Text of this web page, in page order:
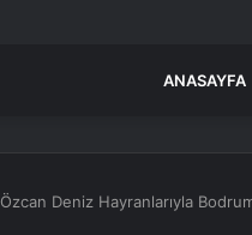
ANASAYFA
Özcan Deniz Hayranlarıyla